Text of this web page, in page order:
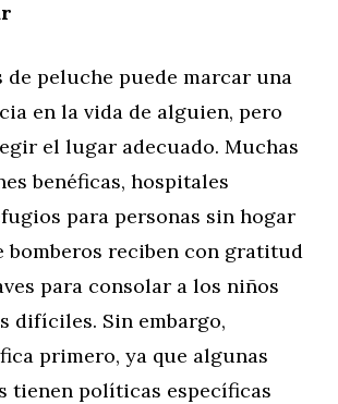
de peluche puede marcar una
en la vida de alguien, pero
el lugar adecuado. Muchas
benéficas, hospitales
para personas sin hogar
bomberos reciben con gratitud
para consolar a los niños
difíciles. Sin embargo,
primero, ya que algunas
tienen políticas específicas